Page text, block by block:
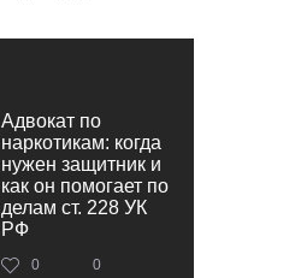
Адвокат по
наркотикам: когда
нужен защитник и
как он помогает по
делам ст. 228 УК
РФ
0 0